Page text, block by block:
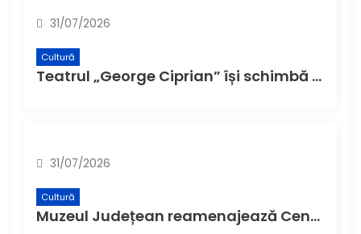
31/07/2026
Cultură
Teatrul „George Ciprian” își schimbă denumirea și structura de la 1 august
31/07/2026
Cultură
Muzeul Județean reamenajează Centrul de Informare Turistică și Museum Shop-ul